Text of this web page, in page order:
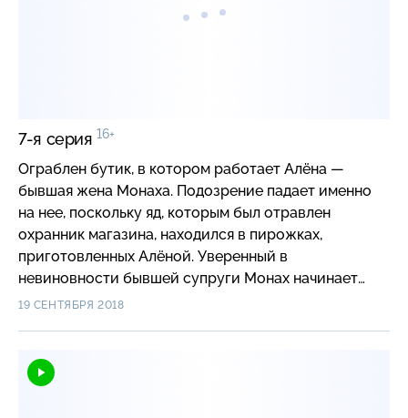
7-я серия 16+
Ограблен бутик, в котором работает Алёна —
бывшая жена Монаха. Подозрение падает именно
на нее, поскольку яд, которым был отравлен
охранник магазина, находился в пирожках,
приготовленных Алёной. Уверенный в
невиновности бывшей супруги Монах начинает
независимое расследование…
19 СЕНТЯБРЯ 2018